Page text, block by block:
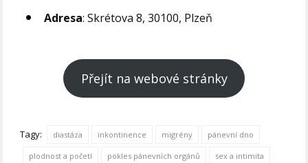
Adresa: Skrétova 8, 30100, Plzeň
Přejít na webové stránky
Tagy: diastáza inkontinence migrény pánevní dno
plodnost a početí pokles pánevních orgánů sex a intimita